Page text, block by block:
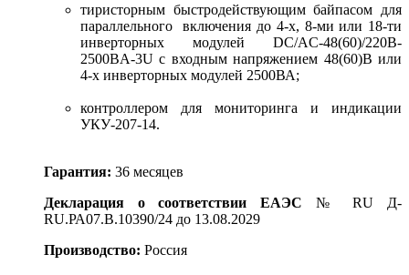
тиристорным быстродействующим байпасом для
параллельного включения до 4-х, 8-ми или 18-ти
инверторных модулей DC/AC-48(60)/220B-
2500BA-3U с входным напряжением 48(60)В или
4-х инверторных модулей 2500ВА;
контроллером для мониторинга и индикации
УКУ-207-14.
Гарантия: 36 месяцев
Декларация о соответствии ЕАЭС № RU Д-
RU.РА07.В.10390/24 до 13.08.2029
Производство: Россия